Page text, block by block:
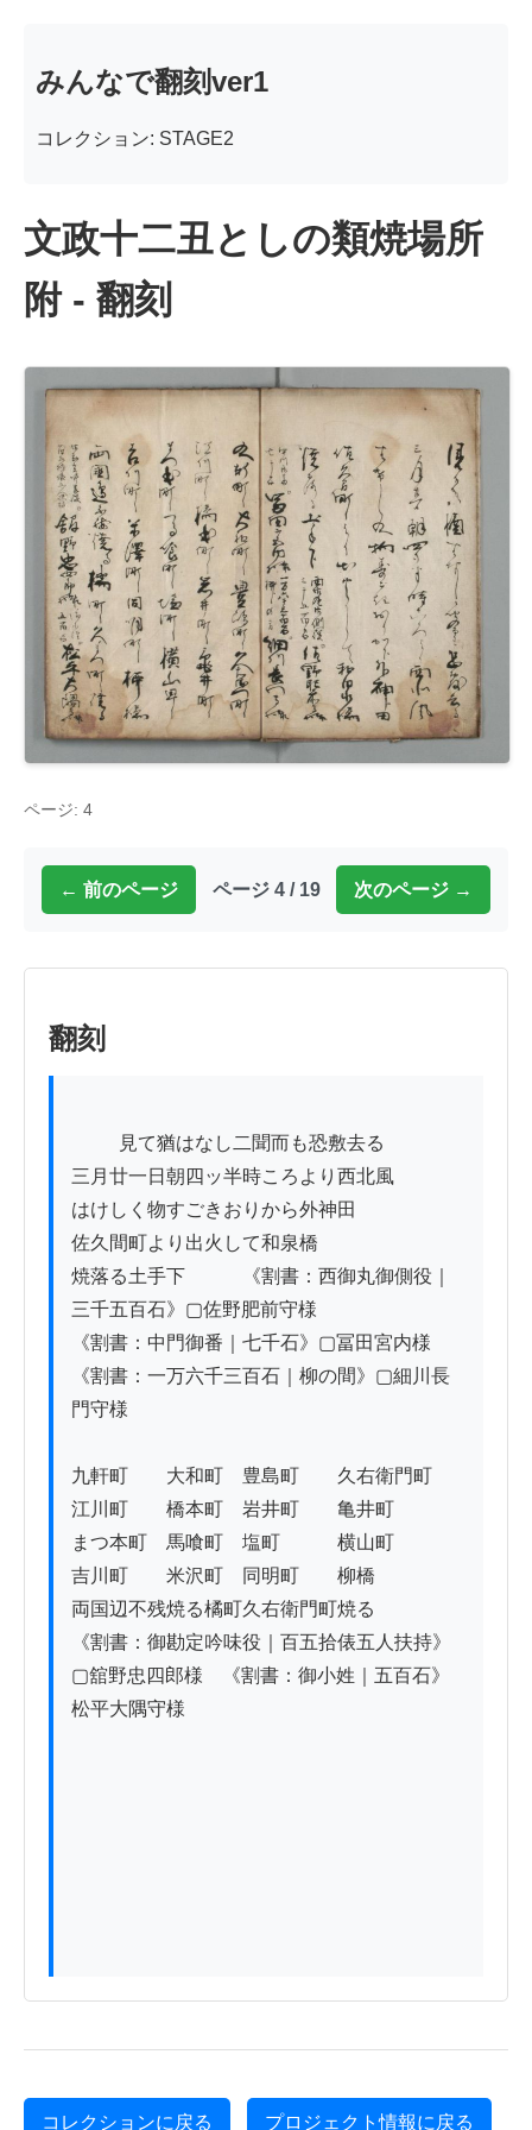
みんなで翻刻ver1
コレクション: STAGE2
文政十二丑としの類焼場所
附 - 翻刻
ページ: 4
← 前のページ ページ 4 / 19 次のページ →
翻刻
三月廿一日朝四ッ半時ころより西北風
はけしく物すごきおりから外神田
佐久間町より出火して和泉橋
焼落る土手下　　　《割書：西御丸御側役｜
三千五百石》▢佐野肥前守様
《割書：中門御番｜七千石》▢冨田宮内様
《割書：一万六千三百石｜柳の間》▢細川長
門守様
九軒町　　大和町　豊島町　　久右衛門町
江川町　　橋本町　岩井町　　亀井町
まつ本町　馬喰町　塩町　　　横山町
吉川町　　米沢町　同明町　　柳橋
両国辺不残焼る橘町久右衛門町焼る
《割書：御勘定吟味役｜百五拾俵五人扶持》
▢舘野忠四郎様　《割書：御小姓｜五百石》
松平大隅守様
コレクションに戻る プロジェクト情報に戻る